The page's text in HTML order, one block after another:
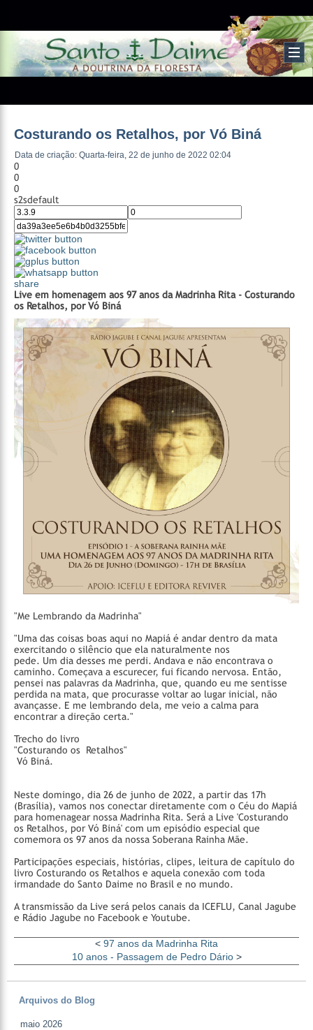
Costurando os Retalhos, por Vó Biná
Data de criação: Quarta-feira, 22 de junho de 2022 02:04
0
0
0
s2sdefault
share
Live em homenagem aos 97 anos da Madrinha Rita - Costurando
os Retalhos, por Vó Biná
"Me Lembrando da Madrinha"
"Uma das coisas boas aqui no Mapiá é andar dentro da mata
exercitando o silêncio que ela naturalmente nos
pede. Um dia desses me perdi. Andava e não encontrava o
caminho. Começava a escurecer, fui ficando nervosa. Então,
pensei nas palavras da Madrinha, que, quando eu me sentisse
perdida na mata, que procurasse voltar ao lugar inicial, não
avançasse. E me lembrando dela, me veio a calma para
encontrar a direção certa."
Trecho do livro
"Costurando os Retalhos"
Vó Biná.
Neste domingo, dia 26 de junho de 2022, a partir das 17h
(Brasília), vamos nos conectar diretamente com o Céu do Mapiá
para homenagear nossa Madrinha Rita. Será a Live 'Costurando
os Retalhos, por Vó Biná' com um episódio especial que
comemora os 97 anos da nossa Soberana Rainha Mãe.
Participações especiais, histórias, clipes, leitura de capítulo do
livro Costurando os Retalhos e aquela conexão com toda
irmandade do Santo Daime no Brasil e no mundo.
A transmissão da Live será pelos canais da ICEFLU, Canal Jagube
e Rádio Jagube no Facebook e Youtube.
< 97 anos da Madrinha Rita
10 anos - Passagem de Pedro Dário>
Arquivos do Blog
maio 2026